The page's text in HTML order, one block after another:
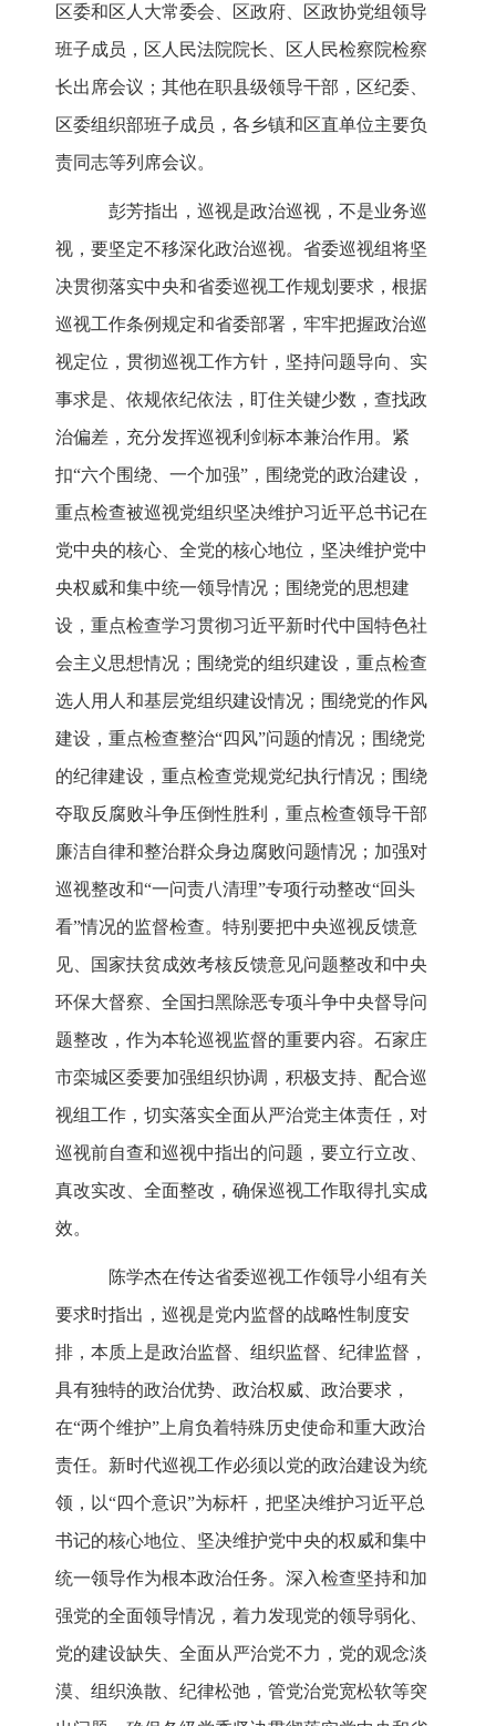
区委和区人大常委会、区政府、区政协党组领导
班子成员，区人民法院院长、区人民检察院检察
长出席会议；其他在职县级领导干部，区纪委、
区委组织部班子成员，各乡镇和区直单位主要负
责同志等列席会议。
彭芳指出，巡视是政治巡视，不是业务巡
视，要坚定不移深化政治巡视。省委巡视组将坚
决贯彻落实中央和省委巡视工作规划要求，根据
巡视工作条例规定和省委部署，牢牢把握政治巡
视定位，贯彻巡视工作方针，坚持问题导向、实
事求是、依规依纪依法，盯住关键少数，查找政
治偏差，充分发挥巡视利剑标本兼治作用。紧
扣“六个围绕、一个加强”，围绕党的政治建设，
重点检查被巡视党组织坚决维护习近平总书记在
党中央的核心、全党的核心地位，坚决维护党中
央权威和集中统一领导情况；围绕党的思想建
设，重点检查学习贯彻习近平新时代中国特色社
会主义思想情况；围绕党的组织建设，重点检查
选人用人和基层党组织建设情况；围绕党的作风
建设，重点检查整治“四风”问题的情况；围绕党
的纪律建设，重点检查党规党纪执行情况；围绕
夺取反腐败斗争压倒性胜利，重点检查领导干部
廉洁自律和整治群众身边腐败问题情况；加强对
巡视整改和“一问责八清理”专项行动整改“回头
看”情况的监督检查。特别要把中央巡视反馈意
见、国家扶贫成效考核反馈意见问题整改和中央
环保大督察、全国扫黑除恶专项斗争中央督导问
题整改，作为本轮巡视监督的重要内容。石家庄
市栾城区委要加强组织协调，积极支持、配合巡
视组工作，切实落实全面从严治党主体责任，对
巡视前自查和巡视中指出的问题，要立行立改、
真改实改、全面整改，确保巡视工作取得扎实成
效。
陈学杰在传达省委巡视工作领导小组有关
要求时指出，巡视是党内监督的战略性制度安
排，本质上是政治监督、组织监督、纪律监督，
具有独特的政治优势、政治权威、政治要求，
在“两个维护”上肩负着特殊历史使命和重大政治
责任。新时代巡视工作必须以党的政治建设为统
领，以“四个意识”为标杆，把坚决维护习近平总
书记的核心地位、坚决维护党中央的权威和集中
统一领导作为根本政治任务。深入检查坚持和加
强党的全面领导情况，着力发现党的领导弱化、
党的建设缺失、全面从严治党不力，党的观念淡
漠、组织涣散、纪律松弛，管党治党宽松软等突